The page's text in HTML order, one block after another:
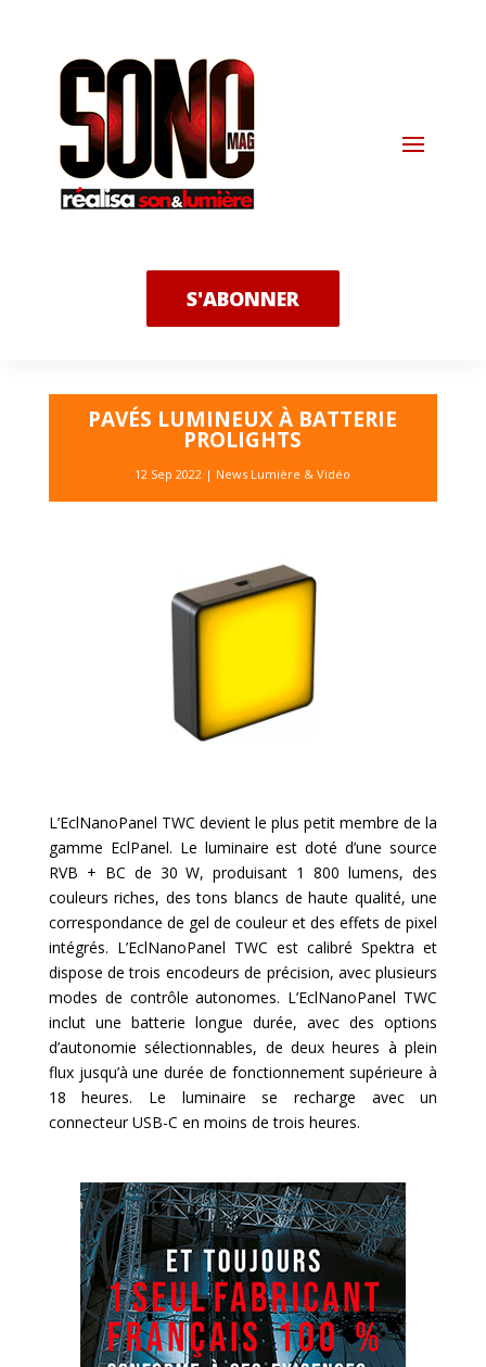
S'ABONNER
PAVÉS LUMINEUX À BATTERIE
PROLIGHTS
12 Sep 2022 | News Lumière & Vidéo
L’EclNanoPanel TWC devient le plus petit membre de la
gamme EclPanel. Le luminaire est doté d’une source
RVB + BC de 30 W, produisant 1 800 lumens, des
couleurs riches, des tons blancs de haute qualité, une
correspondance de gel de couleur et des effets de pixel
intégrés. L’EclNanoPanel TWC est calibré Spektra et
dispose de trois encodeurs de précision, avec plusieurs
modes de contrôle autonomes. L’EclNanoPanel TWC
inclut une batterie longue durée, avec des options
d’autonomie sélectionnables, de deux heures à plein
flux jusqu’à une durée de fonctionnement supérieure à
18 heures. Le luminaire se recharge avec un
connecteur USB-C en moins de trois heures.